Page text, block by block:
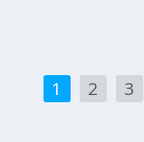
1 2 3